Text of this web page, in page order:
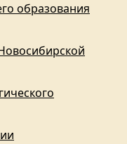
образования